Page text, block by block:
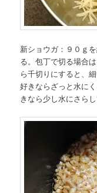
新ショウガ：９０ｇ
る。包丁で切る場合
ら千切りにすると、
好きならざっと水に
きなら少し水にさらし